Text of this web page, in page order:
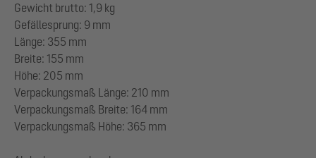
Gewicht brutto: 1,9 kg
Gefällesprung: 9 mm
Länge: 355 mm
Breite: 155 mm
Höhe: 205 mm
Verpackungsmaß Länge: 210 mm
Verpackungsmaß Breite: 164 mm
Verpackungsmaß Höhe: 365 mm